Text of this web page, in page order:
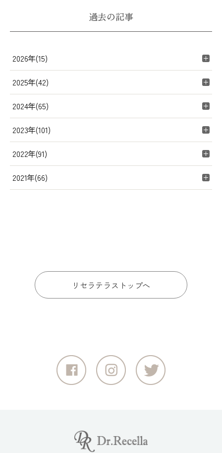
過去の記事
2026年(15)
2025年(42)
2024年(65)
2023年(101)
2022年(91)
2021年(66)
リセラテラストップへ